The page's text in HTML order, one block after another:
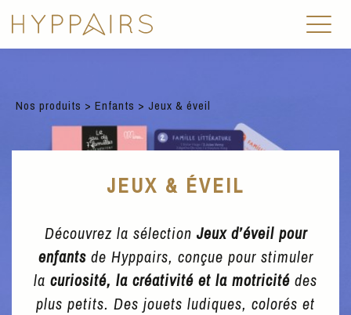
Nos produits > Enfants > Jeux & éveil
JEUX & ÉVEIL
Découvrez la sélection Jeux d’éveil pour
enfantsde Hyppairs, conçue pour stimuler
la curiosité, la créativité et la motricité des
plus petits. Des jouets ludiques, colorés et